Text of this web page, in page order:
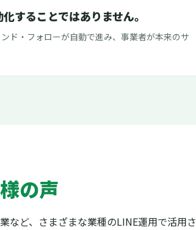
することではありません。
ド・フォローが自動で進み、事業者が本来のサ
の声
など、さまざまな業種のLINE運用で活用さ